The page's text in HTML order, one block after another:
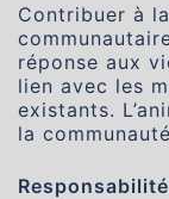
Contribuer à
réponse aux
lien avec les
existants.
la